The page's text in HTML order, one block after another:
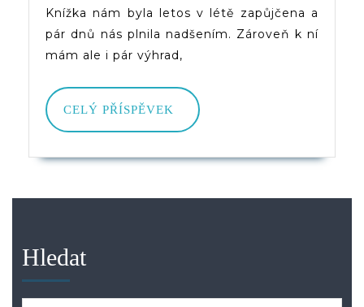
Knížka nám byla letos v létě zapůjčena a
pár dnů nás plnila nadšením. Zároveň k ní
mám ale i pár výhrad,
CELÝ PŘÍSPĚVEK
CELÝ
PŘÍSPĚVEK
Hledat